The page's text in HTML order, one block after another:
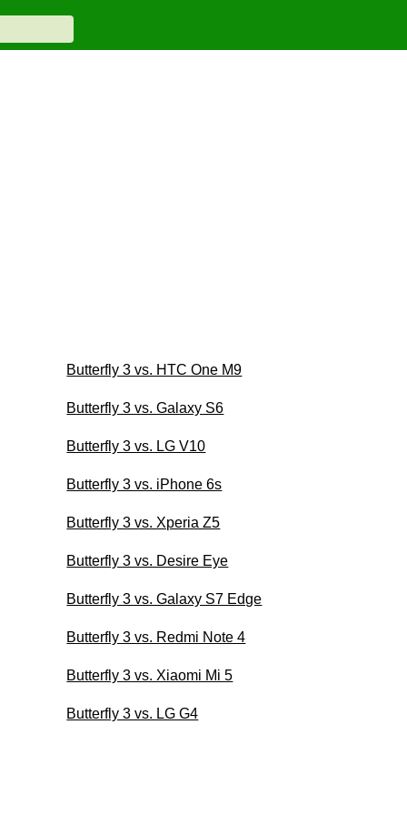
Butterfly 3 vs. HTC One M9
Butterfly 3 vs. Galaxy S6
Butterfly 3 vs. LG V10
Butterfly 3 vs. iPhone 6s
Butterfly 3 vs. Xperia Z5
Butterfly 3 vs. Desire Eye
Butterfly 3 vs. Galaxy S7 Edge
Butterfly 3 vs. Redmi Note 4
Butterfly 3 vs. Xiaomi Mi 5
Butterfly 3 vs. LG G4